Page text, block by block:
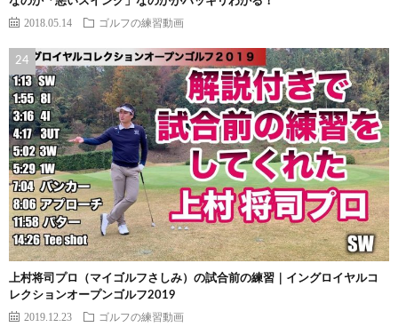
2018.05.14 ゴルフの練習動画
上村将司プロ（マイゴルフさしみ）の試合前の練習｜イングロイヤルコ
レクションオープンゴルフ2019
2019.12.23 ゴルフの練習動画